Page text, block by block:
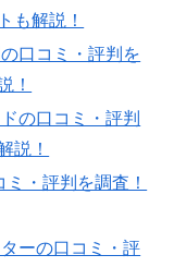
も解説！
口コミ・評判を
！
の口コミ・評判
説！
・評判を調査！
ーの口コミ・評